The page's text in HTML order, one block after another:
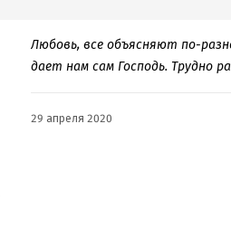
Любовь, все объясняют по-
дает нам сам Господь. Трудно
29 апреля 2020